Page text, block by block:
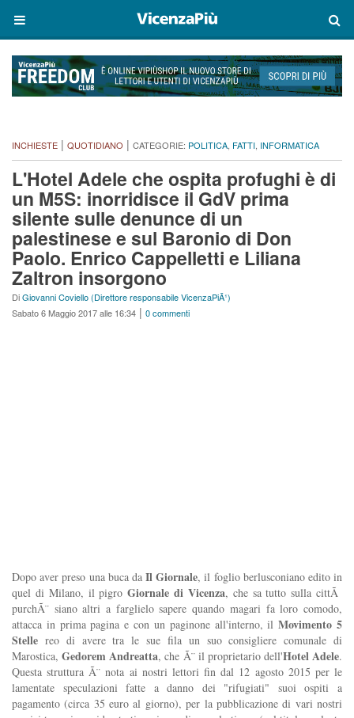
INCHIESTE | QUOTIDIANO | CATEGORIE: POLITICA, FATTI, INFORMATICA
L'Hotel Adele che ospita profughi è di
un M5S: inorridisce il GdV prima
silente sulle denunce di un
palestinese e sul Baronio di Don
Paolo. Enrico Cappelletti e Liliana
Zaltron insorgono
DiGiovanni Coviello (Direttore responsabile VicenzaPiÃ¹)
Sabato 6 Maggio 2017 alle 16:34 | 0 commenti
Dopo aver preso una buca da Il Giornale, il foglio berlusconiano edito in
quel di Milano, il pigroGiornale di Vicenza, che sa tutto sulla cittÃ
purchÃ¨ siano altri a farglielo sapere quando magari fa loro comodo,
attacca in prima pagina e con un paginone all'interno, ilMovimento 5
Stelle reo di avere tra le sue fila un suo consigliere comunale di
Marostica,Gedorem Andreatta, che Ã¨ il proprietario dell'Hotel Adele.
Questa struttura Ã¨ nota ai nostri lettori fin dal 12 agosto 2015 per le
lamentate speculazioni fatte a danno dei "rifugiati" suoi ospiti a
pagamento (circa 35 euro al giorno), per la pubblicazione di vari nostri